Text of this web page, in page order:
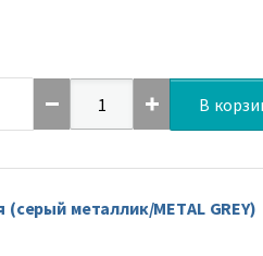
В
металлик/METAL GREY)